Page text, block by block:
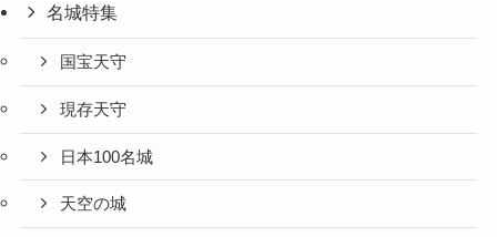
名城特集
国宝天守
現存天守
日本100名城
天空の城